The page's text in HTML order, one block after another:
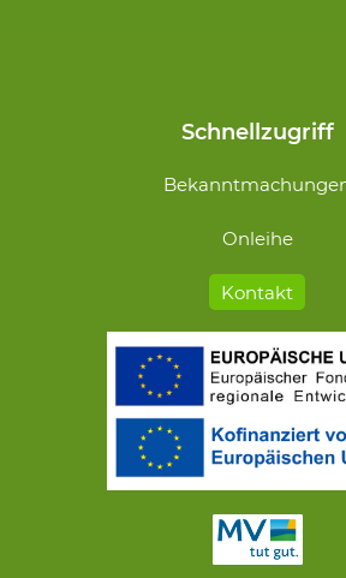
Schnellzugriff
Navigation
Onleihe
Kontakt